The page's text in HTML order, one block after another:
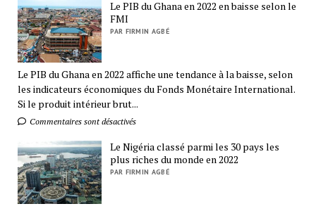
Le PIB du Ghana en 2022 en baisse selon le
FMI
PAR FIRMIN AGBÉ
Le PIB du Ghana en 2022 affiche une tendance à la baisse, selon
les indicateurs économiques du Fonds Monétaire International.
Si le produit intérieur brut...
Commentaires sont désactivés
Le Nigéria classé parmi les 30 pays les
plus riches du monde en 2022
PAR FIRMIN AGBÉ